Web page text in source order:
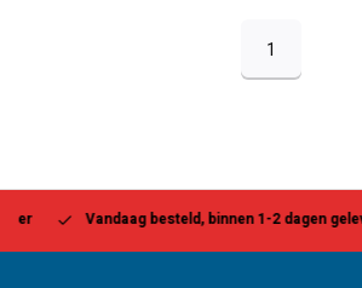
1
Vandaag besteld, binnen 1-2 dagen geleverd*